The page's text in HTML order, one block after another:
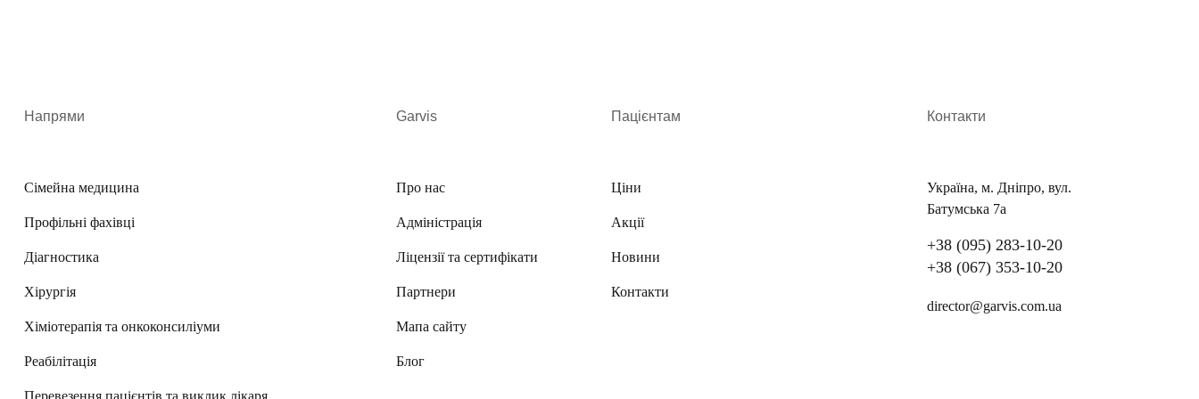
«Garvis» проводять якісну діагностику, встановлюють діагноз та надають кваліфіковану допомогу на будь-якій
Визначившись із тактикою лікування, хірурги ортопеди-травматологи проводять необхідне лікування. Воно
може бути:
Консервативним (прийом медикаментів, «блокади» у місці защемлення нерва, накладення шини на
Напрями
Сімейна медицина
Профільні фахівці
Діагностика
Хірургія
Хіміотерапія та онкоконсиліуми
Реабілітація
Перевезення пацієнтів та виклик лікаря
Garvis
Про нас
Адміністрація
Ліцензії та сертифікати
Партнери
Мапа сайту
Блог
Пацієнтам
Ціни
Акції
Новини
Контакти
Контакти
Україна, м. Дніпро, вул.
Батумська 7а
+38 (095) 283-10-20
+38 (067) 353-10-20
director@garvis.com.ua